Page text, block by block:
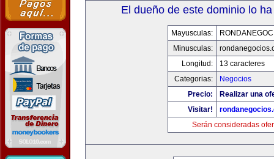
El dueño de este dominio lo
Mayusculas:
Minusculas:
Longitud:
13 caracteres
Categorias:
Negocios
Precio:
Realizar una
Visitar!
Serán consideradas